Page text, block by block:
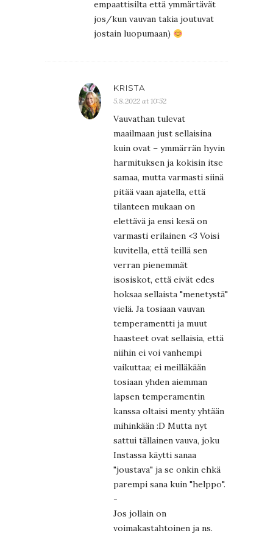
empaattisilta että ymmärtävät
jos/kun vauvan takia joutuvat
jostain luopumaan)
KRISTA
5.8.2022 at 10:52
Vauvathan tulevat
maailmaan just sellaisina
kuin ovat – ymmärrän hyvin
harmituksen ja kokisin itse
samaa, mutta varmasti siinä
pitää vaan ajatella, että
tilanteen mukaan on
elettävä ja ensi kesä on
varmasti erilainen <3 Voisi
kuvitella, että teillä sen
verran pienemmät
isosiskot, että eivät edes
hoksaa sellaista "menetystä"
vielä. Ja tosiaan vauvan
temperamentti ja muut
haasteet ovat sellaisia, että
niihin ei voi vanhempi
vaikuttaa; ei meilläkään
tosiaan yhden aiemman
lapsen temperamentin
kanssa oltaisi menty yhtään
mihinkään :D Mutta nyt
sattui tällainen vauva, joku
Instassa käytti sanaa
"joustava" ja se onkin ehkä
parempi sana kuin "helppo".
-
Jos jollain on
voimakastahtoinen ja ns.